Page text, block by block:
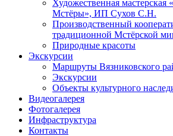
Художественная мастерская
Мстёры», ИП Сухов С.Н.
Производственный
традиционной Мстёрской
Природные красоты
Экскурсии
Маршруты Вязниковского
Экскурсии
Объекты культурного
Видеогалерея
Фотогалерея
Инфраструктура
Контакты